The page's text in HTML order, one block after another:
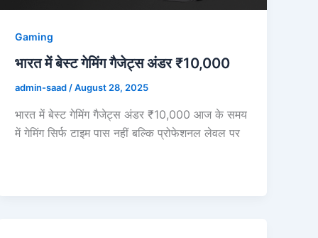
Gaming
भारत में बेस्ट गेमिंग गैजेट्स अंडर ₹10,000
admin-saad/August 28, 2025
भारत में बेस्ट गेमिंग गैजेट्स अंडर ₹10,000 आज के समय
में गेमिंग सिर्फ टाइम पास नहीं बल्कि प्रोफेशनल लेवल पर